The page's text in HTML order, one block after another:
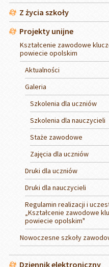
Z życia szkoły
Projekty unijne
Kształcenie zawodowe
powiecie opolskim
Aktualności
Galeria
Szkolenia dla uczniów
Szkolenia dla nauczycieli
Staże zawodowe
Zajęcia dla uczniów
Druki dla uczniów
Druki dla nauczycieli
Regulamin realizacji i
„Kształcenie zawodowe
powiecie opolskim"
Nowoczesne szkoły
Dziennik elektroniczny